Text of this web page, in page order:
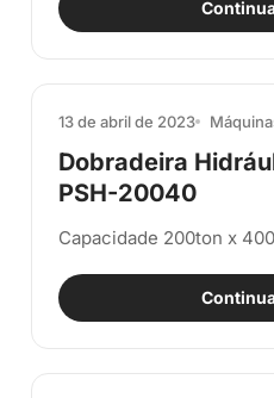
13 de abril de 2023
Dobradeira
PSH-20040
Capacidade 200ton x